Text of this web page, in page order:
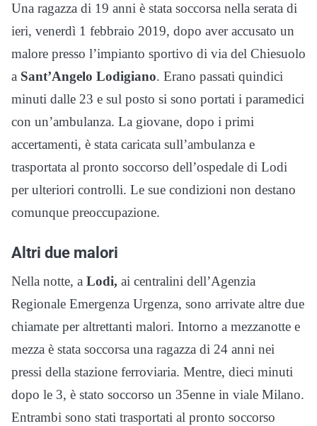
Una ragazza di 19 anni è stata soccorsa nella serata di
ieri, venerdì 1 febbraio 2019, dopo aver accusato un
malore presso l’impianto sportivo di via del Chiesuolo
a Sant’Angelo Lodigiano. Erano passati quindici
minuti dalle 23 e sul posto si sono portati i paramedici
con un’ambulanza. La giovane, dopo i primi
accertamenti, è stata caricata sull’ambulanza e
trasportata al pronto soccorso dell’ospedale di Lodi
per ulteriori controlli. Le sue condizioni non destano
comunque preoccupazione.
Altri due malori
Nella notte, a Lodi, ai centralini dell’Agenzia
Regionale Emergenza Urgenza, sono arrivate altre due
chiamate per altrettanti malori. Intorno a mezzanotte e
mezza è stata soccorsa una ragazza di 24 anni nei
pressi della stazione ferroviaria. Mentre, dieci minuti
dopo le 3, è stato soccorso un 35enne in viale Milano.
Entrambi sono stati trasportati al pronto soccorso